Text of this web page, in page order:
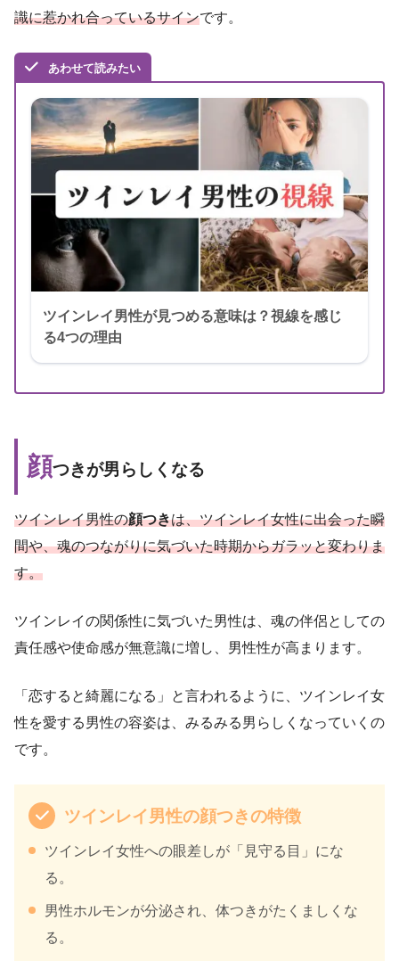
識に惹かれ合っているサインです。
あわせて読みたい
ツインレイ男性が見つめる意味は？視線を感じ
る4つの理由
顔つきが男らしくなる
ツインレイ男性の顔つきは、ツインレイ女性に出会った瞬
間や、魂のつながりに気づいた時期からガラッと変わりま
す。
ツインレイの関係性に気づいた男性は、魂の伴侶としての
責任感や使命感が無意識に増し、男性性が高まります。
「恋すると綺麗になる」と言われるように、ツインレイ女
性を愛する男性の容姿は、みるみる男らしくなっていくの
です。
ツインレイ男性の顔つきの特徴
ツインレイ女性への眼差しが「見守る目」にな
る。
男性ホルモンが分泌され、体つきがたくましくな
る。